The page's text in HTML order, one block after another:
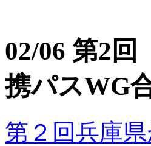
02/06 第2
携パスWG
第２回兵庫